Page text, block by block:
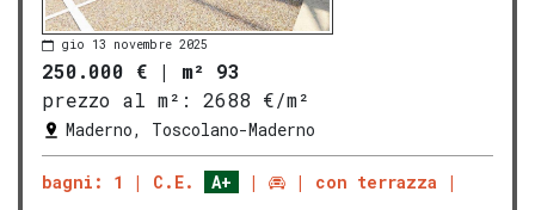
gio 13 novembre 2025
250.000 € | m² 93
prezzo al m²:
2688 €/m²
Maderno, Toscolano-Maderno
bagni: 1 C.E. A+ con terrazza